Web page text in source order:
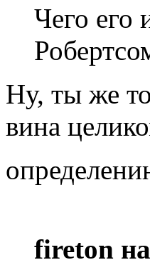
Чего его
Ну, ты же
вина
fireton